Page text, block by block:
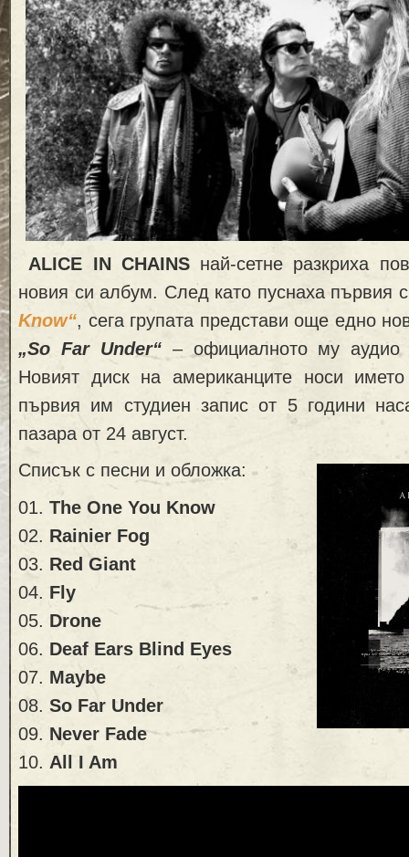
ALICE IN CHAINSнай-сетне разкриха
новия си албум. След като пуснаха първия
Know“, сега групата представи още едно
„So Far Under“ – официалното му аудио
Новият диск на американците носи
първия им студиен запис от 5 години
пазара от 24 август.
Списък с песни и обложка:
01. The One You Know
02. Rainier Fog
03. Red Giant
04. Fly
05. Drone
06. Deaf Ears Blind Eyes
07. Maybe
08. So Far Under
09. Never Fade
10. All I Am